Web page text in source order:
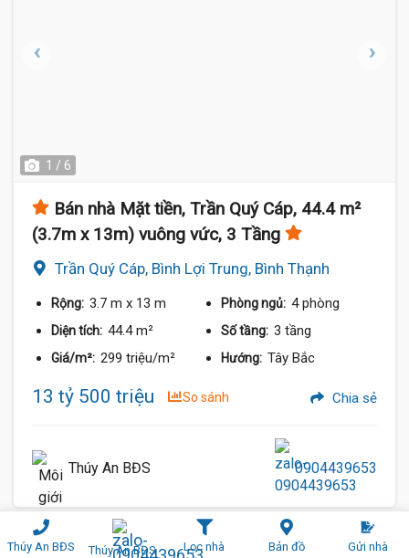
Thúy An BĐS Thúy An BĐS Lọc nhà Bản đồ Gửi nhà
1 / 6
Bán nhà Mặt tiền, Trần Quý Cáp, 44.4 m²
(3.7m x 13m) vuông vức, 3 Tầng
Trần Quý Cáp, Bình Lợi Trung, Bình Thạnh
Rộng: 3.7 m x 13 m Phòng ngủ: 4 phòng
Diện tích: 44.4 m² Số tầng: 3 tầng
Giá/m²: 299 triệu/m² Hướng: Tây Bắc
13 tỷ 500 triệu So sánh Chia sẻ
Thúy An BĐS 0904439653
Xem thêm 245 nhà